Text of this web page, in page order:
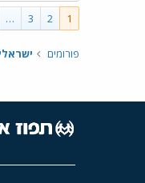
1
2
3
…
פורומים